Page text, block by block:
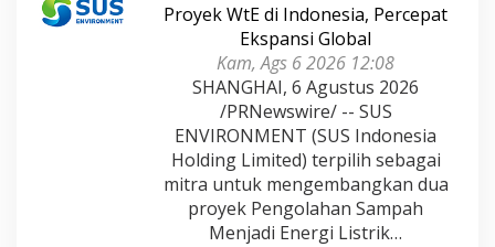
Proyek WtE di Indonesia, Percepat
Ekspansi Global
Kam, Ags 6 2026 12:08
SHANGHAI, 6 Agustus 2026
/PRNewswire/ -- SUS
ENVIRONMENT (SUS Indonesia
Holding Limited) terpilih sebagai
mitra untuk mengembangkan dua
proyek Pengolahan Sampah
Menjadi Energi Listrik…